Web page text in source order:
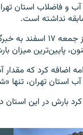
و فاضلاب استان
محسن اردکانی روز
میزان بارش‌ در ۵۷ سال اخیر
اضافه کرد که
آب استان تهران،